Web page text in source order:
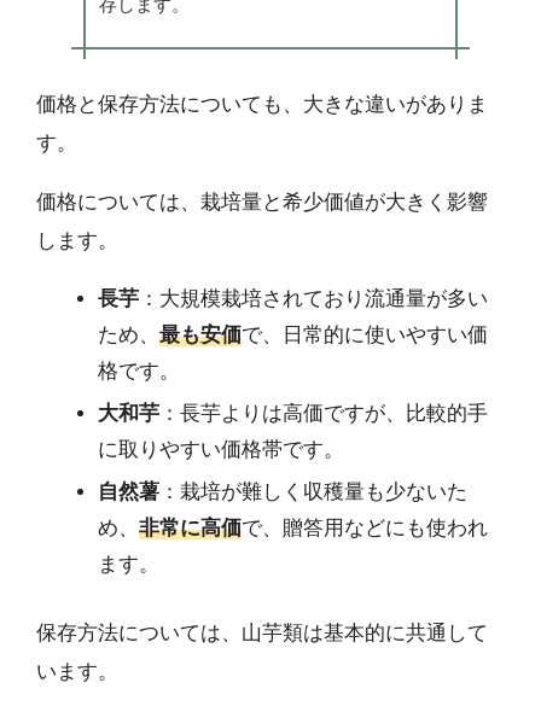
存します。
価格と保存方法についても、大きな違いがありま
す。
価格については、栽培量と希少価値が大きく影響
します。
長芋 ：大規模栽培されており流通量が多い
ため、 最も安価で、日常的に使いやすい価
格です。
大和芋 ：長芋よりは高価ですが、比較的手
に取りやすい価格帯です。
自然薯 ：栽培が難しく収穫量も少ないた
め、 非常に高価で、贈答用などにも使われ
ます。
保存方法については、山芋類は基本的に共通して
います。